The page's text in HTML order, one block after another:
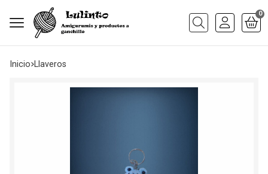
Buscar
0
Inicio llaveros